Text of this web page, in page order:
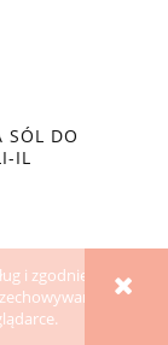
i zgodnie z
SÓL DO
IL